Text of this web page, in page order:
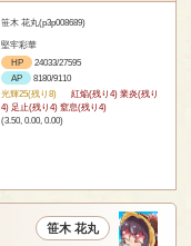
笹木 花丸(p3p008689)
堅牢彩華
HP
24033/27595
AP
8180/9110
光輝25(残り8)
紅焔(残り4) 業炎(残り
4) 足止(残り4) 窒息(残り4)
(3.50, 0.00, 0.00)
笹木 花丸